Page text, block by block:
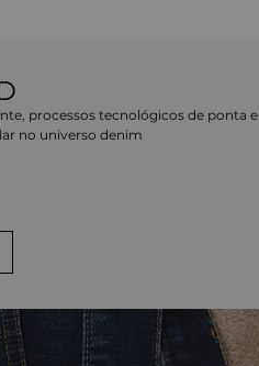
processos tecnológicos de ponta e
no universo denim